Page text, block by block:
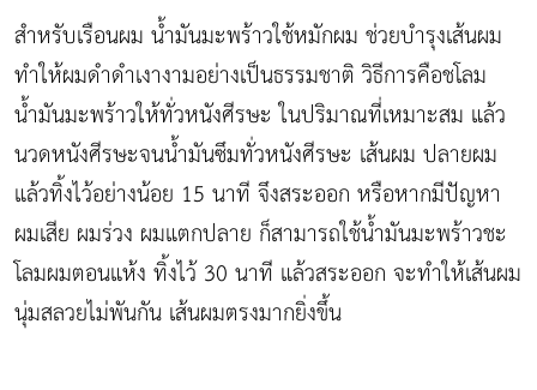
สำหรับเรือนผม น้ำมันมะพร้าวใช้หมักผม ช่วยบำรุงเส้นผม
ทำให้ผมดำดำเงางามอย่างเป็นธรรมชาติ วิธีการคือชโลม
น้ำมันมะพร้าวให้ทั่วหนังศีรษะ ในปริมาณที่เหมาะสม แล้ว
นวดหนังศีรษะจนน้ำมันซึมทั่วหนังศีรษะ เส้นผม ปลายผม
แล้วทิ้งไว้อย่างน้อย 15 นาที จึงสระออก หรือหากมีปัญหา
ผมเสีย ผมร่วง ผมแตกปลาย ก็สามารถใช้น้ำมันมะพร้าวชะ
โลมผมตอนแห้ง ทิ้งไว้ 30 นาที แล้วสระออก จะทำให้เส้นผม
นุ่มสลวยไม่พันกัน เส้นผมตรงมากยิ่งขึ้น